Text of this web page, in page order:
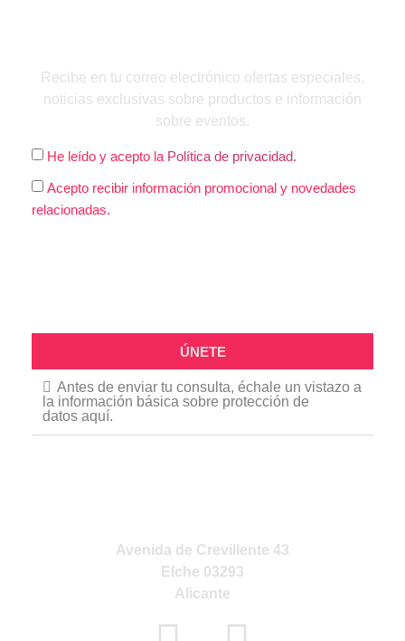
Recibe en tu correo electrónico ofertas especiales,
noticias exclusivas sobre productos e información
sobre eventos.
He leído y acepto la Política de privacidad.
Acepto recibir información promocional y novedades
relacionadas.
ÚNETE
Antes de enviar tu consulta, échale un vistazo a
la información básica sobre protección de
datos aquí.
Avenida de Crevillente 43
Elche 03293
Alicante